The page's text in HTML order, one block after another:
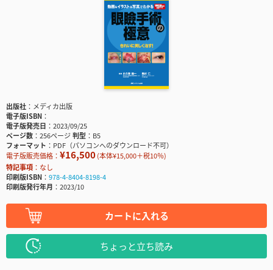
出版社
メディカ出版
電子版ISBN
電子版発売日
2023/09/25
ページ数
256ページ判型
B5
フォーマット
PDF（パソコンへのダウンロード不可）
電子版販売価格： ¥16,500(本体¥15,000＋税10％)
特記事項
なし
印刷版ISBN
978-4-8404-8198-4
印刷版発行年月
2023/10
カートに入れる
ちょっと立ち読み